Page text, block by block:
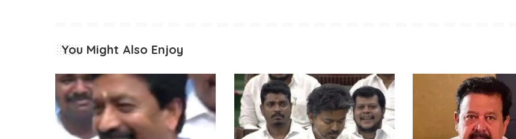
You Might Also Enjoy